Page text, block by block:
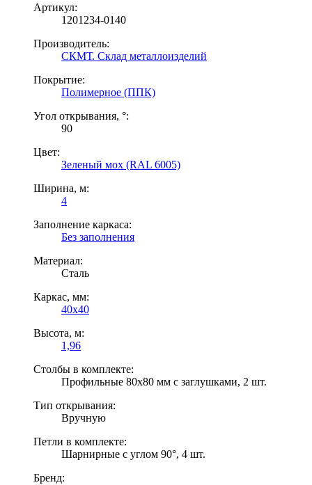
Артикул:
1201234-0140
Производитель:
СКМТ. Склад металлоизделий
Покрытие:
Полимерное (ППК)
Угол открывания, °:
90
Цвет:
Зеленый мох (RAL 6005)
Ширина, м:
4
Заполнение каркаса:
Без заполнения
Материал:
Сталь
Каркас, мм:
40x40
Высота, м:
1,96
Столбы в комплекте:
Профильные 80х80 мм с заглушками, 2 шт.
Тип открывания:
Вручную
Петли в комплекте:
Шарнирные с углом 90°, 4 шт.
Бренд: